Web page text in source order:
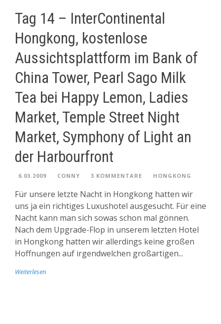
Tag 14 – InterContinental
Hongkong, kostenlose
Aussichtsplattform im Bank of
China Tower, Pearl Sago Milk
Tea bei Happy Lemon, Ladies
Market, Temple Street Night
Market, Symphony of Light an
der Harbourfront
6.03.2009 CONNY 3 KOMMENTARE HONGKONG
Für unsere letzte Nacht in Hongkong hatten wir
uns ja ein richtiges Luxushotel ausgesucht. Für eine
Nacht kann man sich sowas schon mal gönnen.
Nach dem Upgrade-Flop in unserem letzten Hotel
in Hongkong hatten wir allerdings keine großen
Hoffnungen auf irgendwelchen großartigen...
Weiterlesen